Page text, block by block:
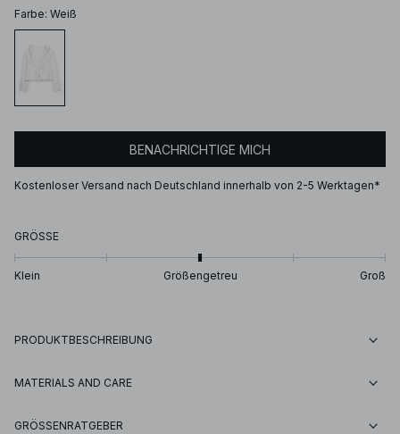
Farbe: Weiß
BENACHRICHTIGE MICH
Kostenloser Versand nach Deutschland innerhalb von 2-5 Werktagen*
GRÖSSE
Klein Größengetreu Groß
PRODUKTBESCHREIBUNG
MATERIALS AND CARE
GRÖSSENRATGEBER